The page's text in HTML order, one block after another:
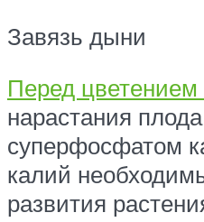
Завязь дыни
Перед
нарастания
суперфосфатом
калий
развития